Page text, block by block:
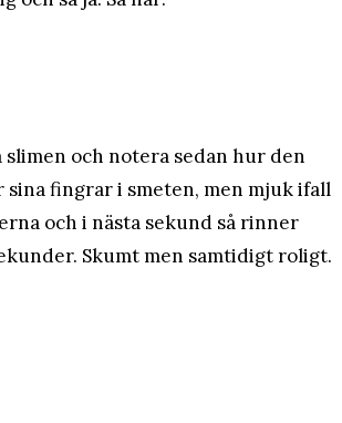
och notera sedan hur den
fingrar i smeten, men mjuk ifall
och i nästa sekund så rinner
Skumt men samtidigt roligt.